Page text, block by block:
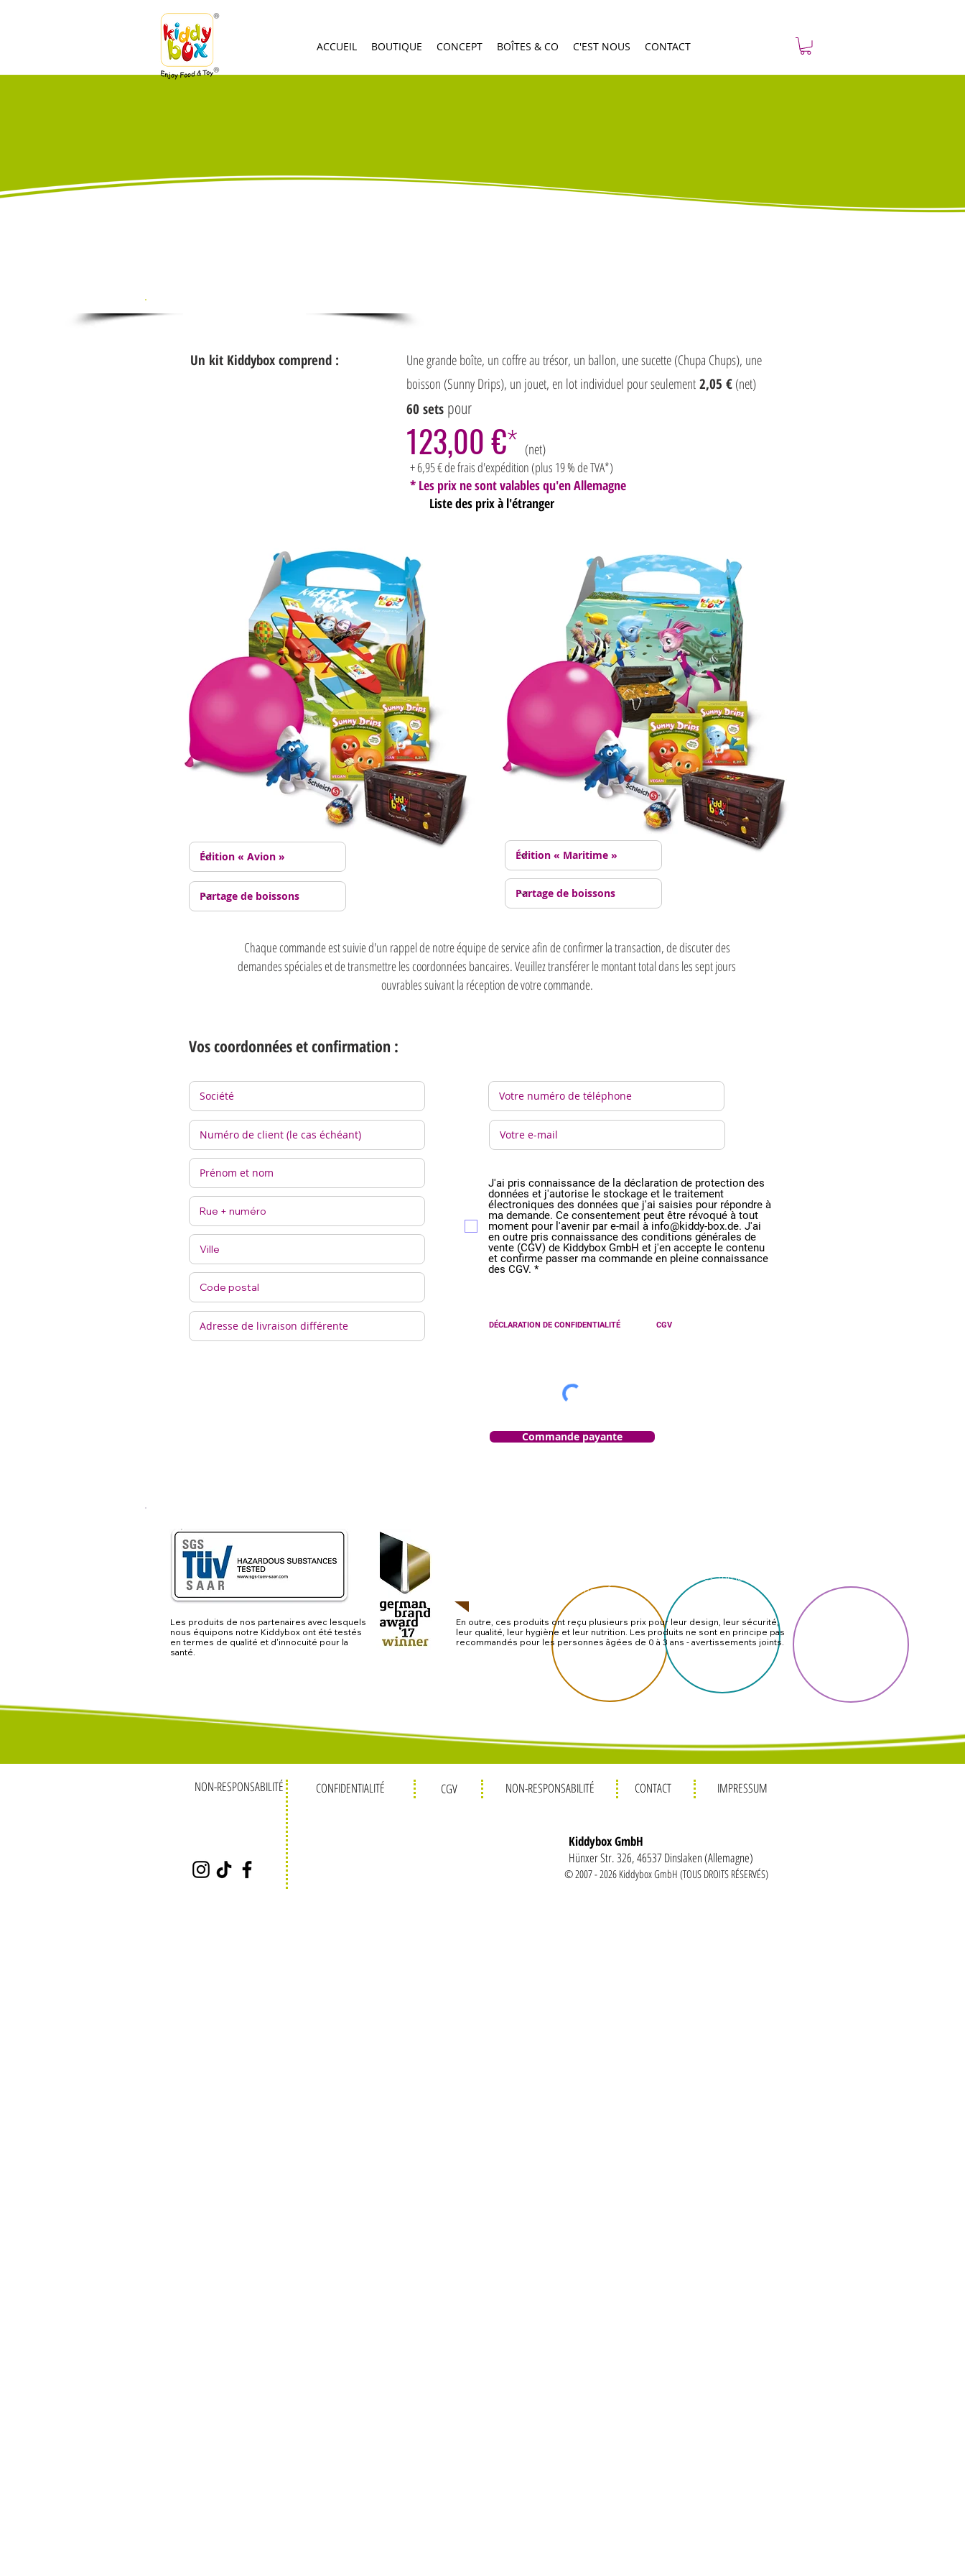
ACCUEIL BOUTIQUE CONCEPT BOÎTES & CO C'EST NOUS CONTACT
Un kit Kiddybox comprend :
123,00 €* (net)
Une grande boîte, un coffre au trésor, un ballon, une sucette (Chupa Chups), une
boisson (Sunny Drips), un jouet, en lot individuel pour seulement2,05 €(net)
60 sets pour
+ 6,95 € de frais d'expédition (plus 19 % de TVA*)
* Les prix ne sont valables qu'en Allemagne
Liste des prix à l'étranger
Chaque commande est suivie d'un rappel de notre équipe de service afin de confirmer la transaction, de discuter des
demandes spéciales et de transmettre les coordonnées bancaires. Veuillez transférer le montant total dans les sept jours
ouvrables suivant la réception de votre commande.
Vos coordonnées et confirmation :
J'ai pris connaissance de la déclaration de protection des
données et j'autorise le stockage et le traitement
électroniques des données que j'ai saisies pour répondre à
ma demande. Ce consentement peut être révoqué à tout
moment pour l'avenir par e-mail à info@kiddy-box.de. J'ai
en outre pris connaissance des conditions générales de
vente (CGV) de Kiddybox GmbH et j'en accepte le contenu
et confirme passer ma commande en pleine connaissance
des CGV. *
DÉCLARATION DE CONFIDENTIALITÉ CGV
Commande payante
Les produits de nos partenaires avec lesquels
nous équipons notre Kiddybox ont été testés
en termes de qualité et d'innocuité pour la
santé.
données
laires, top jouets,
super service
En outre, ces produits ont reçu plusieurs prix pour leur design, leur sécurité,
leur qualité, leur hygiène et leur nutrition. Les produits ne sont en principe pas
recommandés pour les personnes âgées de 0 à 3 ans - avertissements joints.
NON-RESPONSABILITÉ CONFIDENTIALITÉ CGV NON-RESPONSABILITÉ CONTACT IMPRESSUM
Kiddybox GmbH
Hünxer Str. 326, 46537 Dinslaken (Allemagne)
© 2007 - 2026 Kiddybox GmbH (TOUS DROITS RÉSERVÉS)